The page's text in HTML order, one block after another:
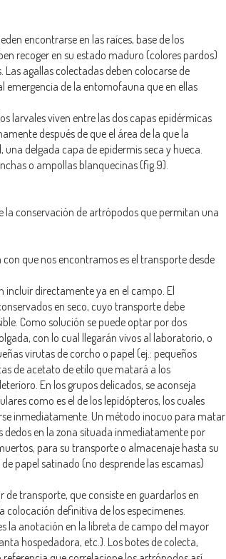
encontrarse en las raíces, base de los
recoger en su estado maduro (colores pardos)
agallas colectadas deben colocarse de
de la entomofauna que en ellas
larvales viven entre las dos capas epidérmicas
después de que el área de la que la
delgada capa de epidermis seca y hueca.
o ampollas blanquecinas (fig.9).
la conservación de artrópodos que permitan una
que nos encontramos es el transporte desde
incluir directamente ya en el campo. El
en seco, cuyo transporte debe
Como solución se puede optar por dos
con lo cual llegarán vivos al laboratorio, o
virutas de corcho o papel (ej.: pequeños
de acetato de etilo que matará a los
En los grupos delicados, se aconseja
como es el de los lepidópteros, los cuales
inmediatamente. Un método inocuo para matar
dedos en la zona situada inmediatamente por
para su transporte o almacenaje hasta su
papel satinado (no desprende las escamas)
transporte, que consiste en guardarlos en
colocación definitiva de los especimenes.
la anotación en la libreta de campo del mayor
hospedadora, etc.). Los botes de colecta,